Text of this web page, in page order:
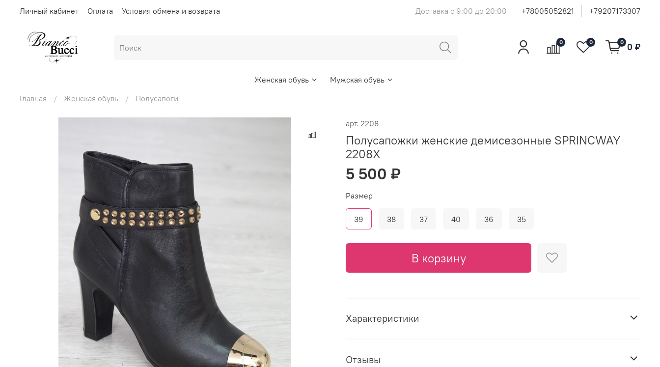
Личный кабинет Оплата Условия обмена и возврата Доставка с 9:00 до 20:00 +78005052821 +79207173307
0 0 0 0 ₽
Женская обувь
Мужская обувь
Главная
Женская обувь Полусапоги
арт. 2208
Полусапожки женские демисезонные SPRINCWAY
2208X
5 500 ₽
В корзину
Размер
39 38 37 40 36 35
Характеристики
Отзывы